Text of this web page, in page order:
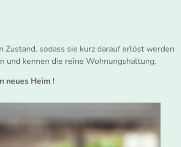
sodass sie kurz darauf erlöst werden
und kennen die reine Wohnungshaltung.
neues Heim !